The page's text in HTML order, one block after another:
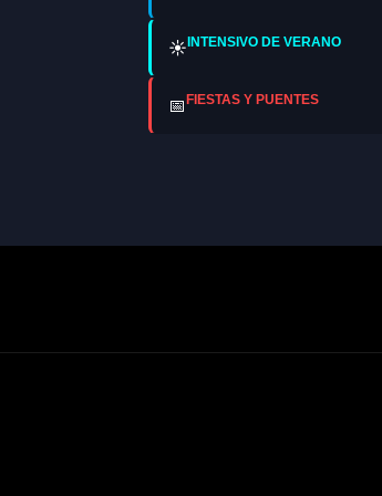
☀️INTENSIVO DE VERANO
📅FIESTAS Y PUENTES